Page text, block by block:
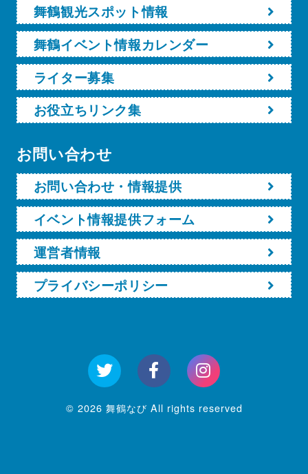
舞鶴観光スポット情報
舞鶴イベント情報カレンダー
ライター募集
お役立ちリンク集
お問い合わせ
お問い合わせ・情報提供
イベント情報提供フォーム
運営者情報
プライバシーポリシー
© 2026 舞鶴なび All rights reserved